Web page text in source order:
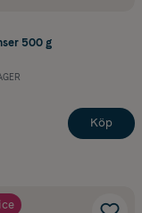
500 g
Köp